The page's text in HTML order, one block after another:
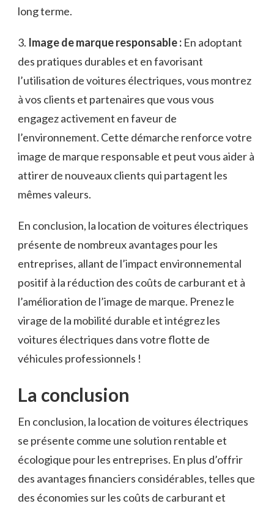
long terme.
3. Image de marque responsable : ​En ‌adoptant
des pratiques durables et en favorisant
l’utilisation de voitures électriques, ⁢vous ⁤montrez ​
à vos​ clients et partenaires que vous vous
‍engagez activement en faveur de
l’environnement.​ Cette démarche renforce votre
image de marque responsable et peut vous aider à
⁢attirer de nouveaux⁤ clients⁢ qui ⁤partagent les
mêmes valeurs.
En conclusion,​ la location de voitures⁤ électriques
présente⁤ de nombreux avantages pour les⁤
entreprises, allant de​ l’impact environnemental
positif à​ la⁢ réduction⁢ des coûts​ de ‍carburant ‌et à
l’amélioration de l’image⁣ de ⁣marque. Prenez le
virage⁢ de la mobilité durable ⁢et intégrez ​les
voitures électriques dans votre flotte de
véhicules professionnels !
La conclusion
En conclusion, la ‌location de voitures électriques
se présente comme ⁤une ⁢solution rentable et
écologique pour⁤ les entreprises.​ En plus d’offrir
des avantages ⁤financiers considérables, telles que
⁤des⁢ économies sur les coûts de carburant et